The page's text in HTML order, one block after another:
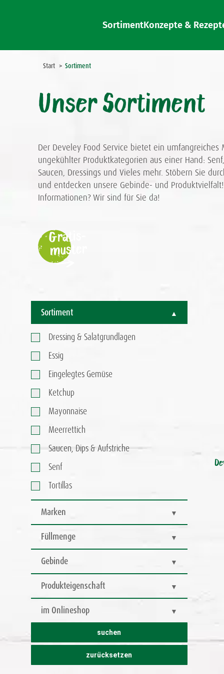
SortimentKonzepte &
Start Sortiment
Unser Sortiment
Der Develey Food Service bietet ein umfangreiches
ungekühlter Produktkategorien aus einer Hand:
Saucen, Dressings und Vieles mehr. Stöbern Sie
und entdecken unsere Gebinde- und
Informationen? Wir sind für Sie da!
Gratis-
muster
Sortiment
Dressing & Salatgrundlagen
Essig
Eingelegtes Gemüse
Ketchup
Mayonnaise
Meerrettich
Saucen, Dips & Aufstriche
Senf
Tortillas
Marken
Füllmenge
Gebinde
Produkteigenschaft
im Onlineshop